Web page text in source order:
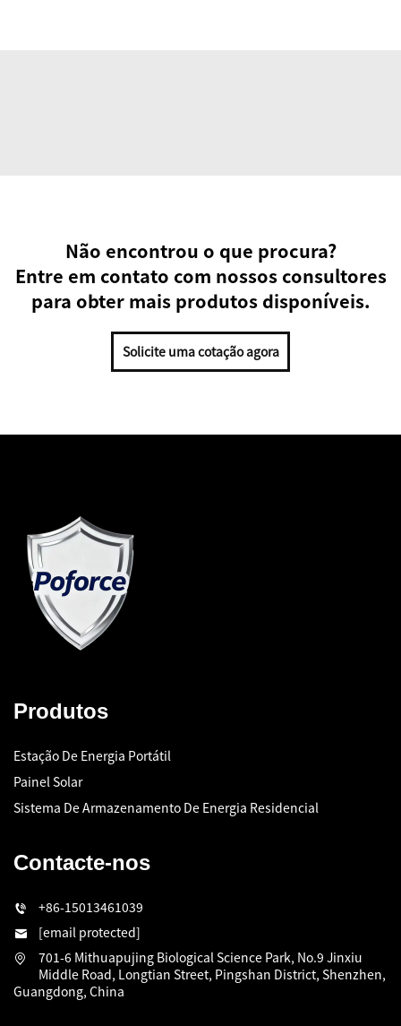
Não encontrou o que procura?
Entre em contato com nossos consultores
para obter mais produtos disponíveis.
Solicite uma cotação agora
Produtos
Estação De Energia Portátil
Painel Solar
Sistema De Armazenamento De Energia Residencial
Contacte-nos
+86-15013461039
[email protected]
701-6 Mithuapujing Biological Science Park, No.9 Jinxiu
Middle Road, Longtian Street, Pingshan District, Shenzhen,
Guangdong, China